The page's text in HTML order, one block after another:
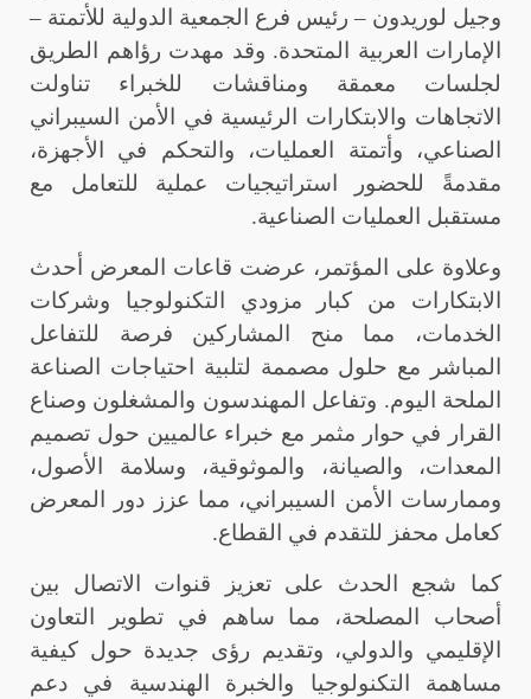
وجيل لوريدون – رئيس فرع الجمعية الدولية للأتمتة –
الإمارات العربية المتحدة. وقد مهدت رؤاهم الطريق
لجلسات معمقة ومناقشات للخبراء تناولت
الاتجاهات والابتكارات الرئيسية في الأمن السيبراني
الصناعي، وأتمتة العمليات، والتحكم في الأجهزة،
مقدمةً للحضور استراتيجيات عملية للتعامل مع
مستقبل العمليات الصناعية.
وعلاوة على المؤتمر، عرضت قاعات المعرض أحدث
الابتكارات من كبار مزودي التكنولوجيا وشركات
الخدمات، مما منح المشاركين فرصة للتفاعل
المباشر مع حلول مصممة لتلبية احتياجات الصناعة
الملحة اليوم. وتفاعل المهندسون والمشغلون وصناع
القرار في حوار مثمر مع خبراء عالميين حول تصميم
المعدات، والصيانة، والموثوقية، وسلامة الأصول،
وممارسات الأمن السيبراني، مما عزز دور المعرض
كعامل محفز للتقدم في القطاع.
كما شجع الحدث على تعزيز قنوات الاتصال بين
أصحاب المصلحة، مما ساهم في تطوير التعاون
الإقليمي والدولي، وتقديم رؤى جديدة حول كيفية
مساهمة التكنولوجيا والخبرة الهندسية في دعم